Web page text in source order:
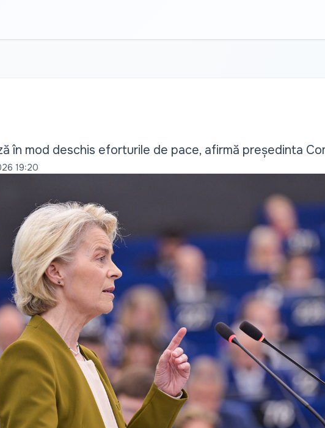
în mod deschis eforturile de pace, afirmă președinta
19:20